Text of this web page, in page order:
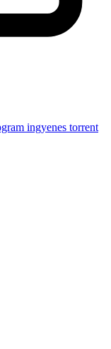
ingyenes torrent